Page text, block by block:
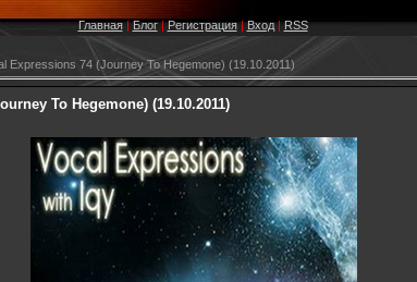
Главная|Блог|Регистрация|Вход|RSS
Expressions 74 (Journey To Hegemone) (19.10.2011)
To Hegemone) (19.10.2011)